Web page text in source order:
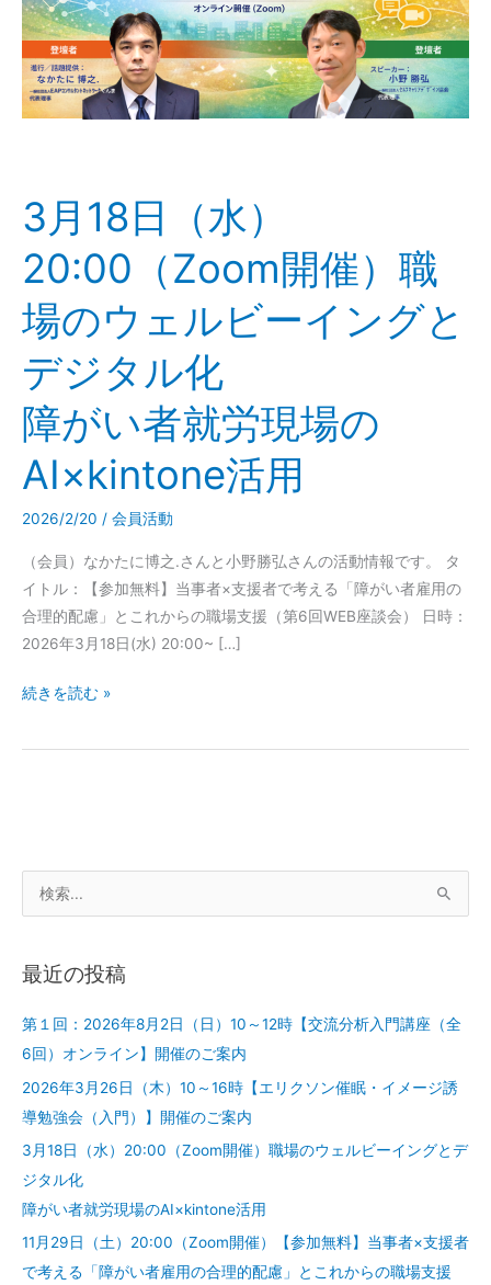
3月18日（水）
20:00（Zoom開催）職
場のウェルビーイングと
デジタル化
障がい者就労現場の
AI×kintone活用
2026/2/20 / 会員活動
（会員）なかたに博之.さんと小野勝弘さんの活動情報です。 タ
イトル：【参加無料】当事者×支援者で考える「障がい者雇用の
合理的配慮」とこれからの職場支援（第6回WEB座談会） 日時：
2026年3月18日(水) 20:00~ […]
開
催）
職
場
の
ル
ビ
ー
イ
ン
グ
と
デ
ジ
タ
ル
が
い
者
就
現
の
続きを読む »
象
:
最近の投稿
第１回：2026年8月2日（日）10～12時【交流分析入門講座（全
6回）オンライン】開催のご案内
2026年3月26日（木）10～16時【エリクソン催眠・イメージ誘
導勉強会（入門）】開催のご案内
3月18日（水）20:00（Zoom開催）職場のウェルビーイングとデ
ジタル化
障がい者就労現場のAI×kintone活用
11月29日（土）20:00（Zoom開催）【参加無料】当事者×支援者
で考える「障がい者雇用の合理的配慮」とこれからの職場支援